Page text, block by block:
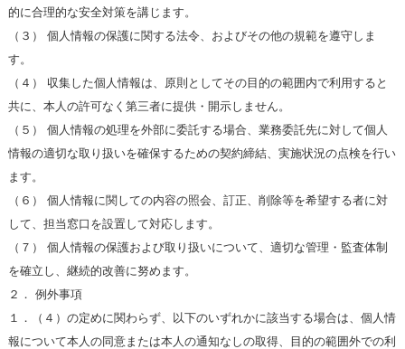
的に合理的な安全対策を講じます。
（３） 個人情報の保護に関する法令、およびその他の規範を遵守しま
す。
（４） 収集した個人情報は、原則としてその目的の範囲内で利用すると
共に、本人の許可なく第三者に提供・開示しません。
（５） 個人情報の処理を外部に委託する場合、業務委託先に対して個人
情報の適切な取り扱いを確保するための契約締結、実施状況の点検を行い
ます。
（６） 個人情報に関しての内容の照会、訂正、削除等を希望する者に対
して、担当窓口を設置して対応します。
（７） 個人情報の保護および取り扱いについて、適切な管理・監査体制
を確立し、継続的改善に努めます。
２． 例外事項
１．（４）の定めに関わらず、以下のいずれかに該当する場合は、個人情
報について本人の同意または本人の通知なしの取得、目的の範囲外での利